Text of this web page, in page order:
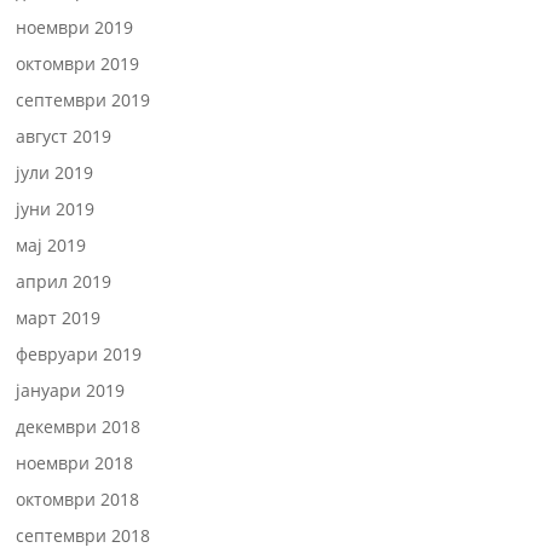
ноември 2019
октомври 2019
септември 2019
август 2019
јули 2019
јуни 2019
мај 2019
април 2019
март 2019
февруари 2019
јануари 2019
декември 2018
ноември 2018
октомври 2018
септември 2018